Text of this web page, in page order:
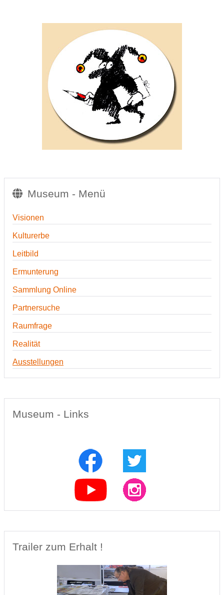
Museum - Menü
Visionen
Kulturerbe
Leitbild
Ermunterung
Sammlung Online
Partnersuche
Raumfrage
Realität
Ausstellungen
Museum - Links
Trailer zum Erhalt !